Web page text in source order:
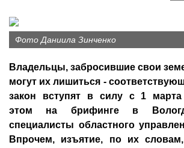
Фото Даниила Зинченко
Владельцы, забросившие свои
могут их лишиться -
закон вступят в силу с 1
этом на брифинге в
специалисты областного
Впрочем, изъятие, по их